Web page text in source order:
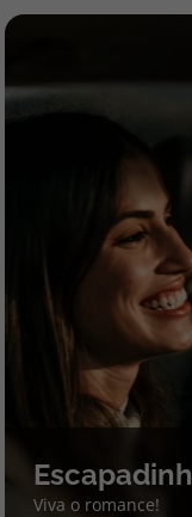
Viva o romance!